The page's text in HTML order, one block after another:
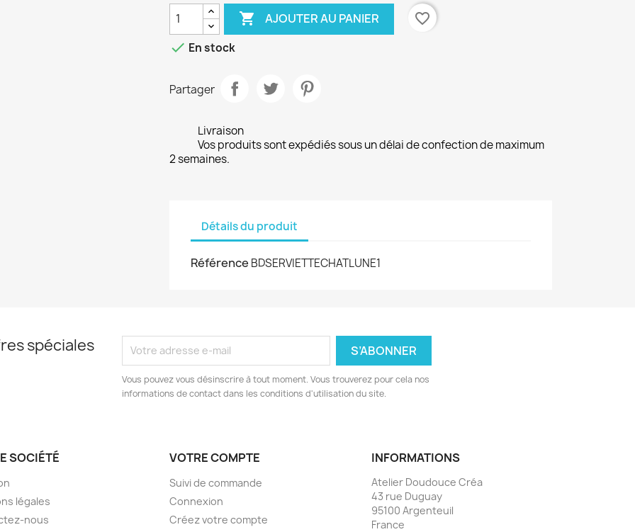
 AJOUTER AU PANIER
favorite_border
 En stock
Partager
Livraison
Vos produits sont expédiés sous un délai de confection de maximum
2 semaines.
Détails du produit
Référence BDSERVIETTECHATLUNE1
spéciales
Vous pouvez vous désinscrire à tout moment. Vous trouverez pour cela nos
informations de contact dans les conditions d'utilisation du site.
SOCIÉTÉ
légales
nous
VOTRE COMPTE
Suivi de commande
Connexion
Créez votre compte
INFORMATIONS
Atelier Doudouce Créa
43 rue Duguay
95100 Argenteuil
France